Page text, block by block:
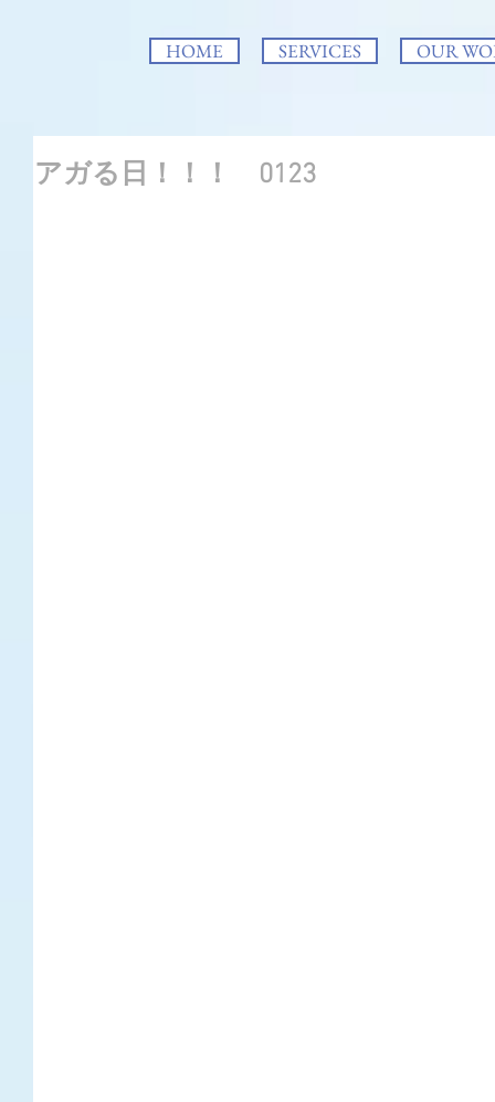
HOME SERVICES OUR
アガる日！！！ 0123